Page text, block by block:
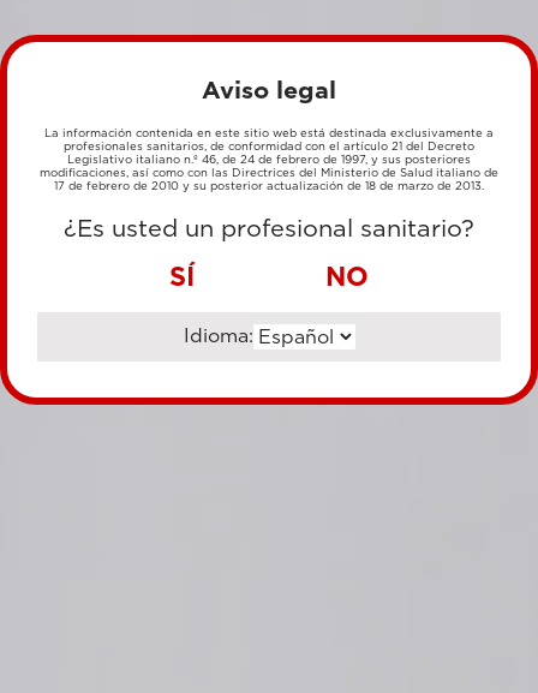
Aviso legal
La información contenida en este sitio web está destinada exclusivamente a
profesionales sanitarios, de conformidad con el artículo 21 del Decreto
Legislativo italiano n.º 46, de 24 de febrero de 1997, y sus posteriores
modificaciones, así como con las Directrices del Ministerio de Salud italiano de
17 de febrero de 2010 y su posterior actualización de 18 de marzo de 2013.
¿Es usted un profesional sanitario?
SÍ NO
Idioma: